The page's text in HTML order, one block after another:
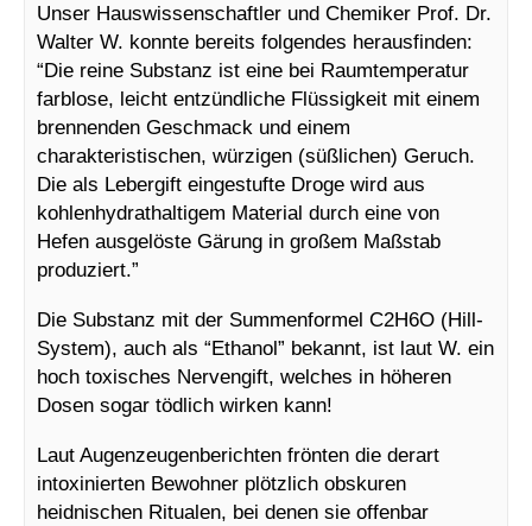
Unser Hauswissenschaftler und Chemiker Prof. Dr.
Walter W. konnte bereits folgendes herausfinden:
“Die reine Substanz ist eine bei Raumtemperatur
farblose, leicht entzündliche Flüssigkeit mit einem
brennenden Geschmack und einem
charakteristischen, würzigen (süßlichen) Geruch.
Die als Lebergift eingestufte Droge wird aus
kohlenhydrathaltigem Material durch eine von
Hefen ausgelöste Gärung in großem Maßstab
produziert.”
Die Substanz mit der Summenformel C2H6O (Hill-
System), auch als “Ethanol” bekannt, ist laut W. ein
hoch toxisches Nervengift, welches in höheren
Dosen sogar tödlich wirken kann!
Laut Augenzeugenberichten frönten die derart
intoxinierten Bewohner plötzlich obskuren
heidnischen Ritualen, bei denen sie offenbar